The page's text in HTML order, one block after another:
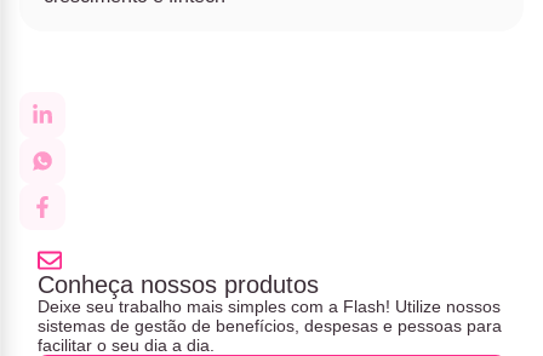
Conheça nossos produtos
Deixe seu trabalho mais simples com a Flash! Utilize nossos
sistemas de gestão de benefícios, despesas e pessoas para
facilitar o seu dia a dia.